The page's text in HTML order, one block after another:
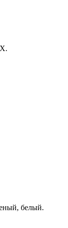
белый.